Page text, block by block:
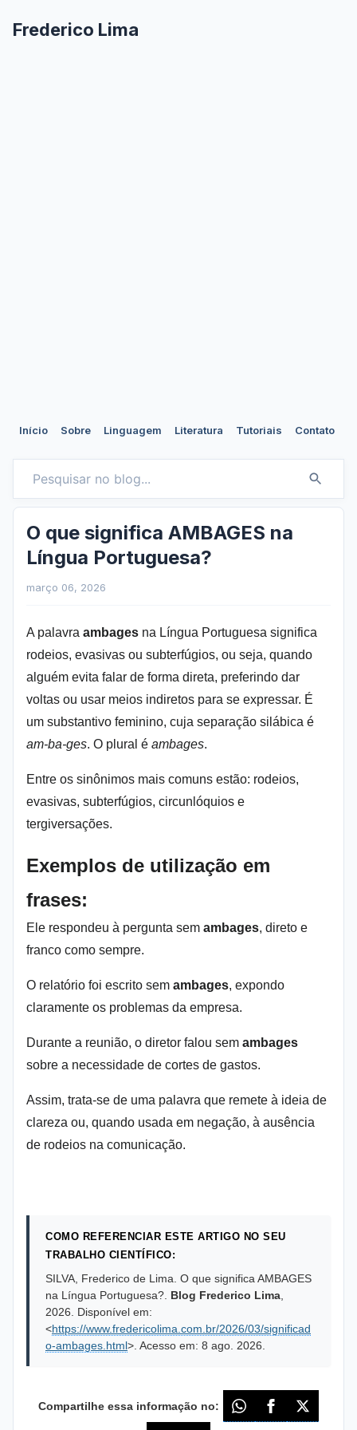
Frederico Lima
Início Sobre Linguagem Literatura Tutoriais Contato
O que significa AMBAGES na
Língua Portuguesa?
março 06, 2026
A palavra ambages na Língua Portuguesa significa
rodeios, evasivas ou subterfúgios, ou seja, quando
alguém evita falar de forma direta, preferindo dar
voltas ou usar meios indiretos para se expressar. É
um substantivo feminino, cuja separação silábica é
am-ba-ges. O plural é ambages.
Entre os sinônimos mais comuns estão: rodeios,
evasivas, subterfúgios, circunlóquios e
tergiversações.
Exemplos de utilização em
frases:
Ele respondeu à pergunta sem ambages, direto e
franco como sempre.
O relatório foi escrito sem ambages, expondo
claramente os problemas da empresa.
Durante a reunião, o diretor falou sem ambages
sobre a necessidade de cortes de gastos.
Assim, trata-se de uma palavra que remete à ideia de
clareza ou, quando usada em negação, à ausência
de rodeios na comunicação.
COMO REFERENCIAR ESTE ARTIGO NO SEU
TRABALHO CIENTÍFICO:
SILVA, Frederico de Lima. O que significa AMBAGES
na Língua Portuguesa?. Blog Frederico Lima
2026 . Disponível em:
<https://www.fredericolima.com.br/2026/03/significad
o-ambages.html>. Acesso em: 8 ago. 2026
Compartilhe essa informação no: